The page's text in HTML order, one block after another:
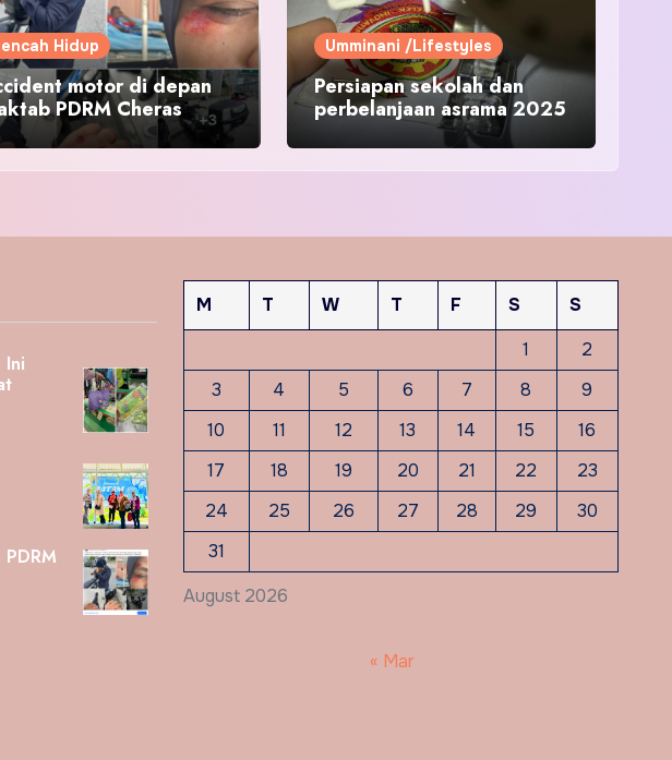
Hidup
motor di depan
PDRM Cheras
Umminani /Lifestyles
Persiapan sekolah dan
perbelanjaan asrama 2025
Ini
August 2026
M T W T F S
S
1
2
3
4 5 6 7 8
9
10
11 12 13 14 15
16
17
18 19 20 21 22
23
24
25 26 27 28 29
30
31
« Mar